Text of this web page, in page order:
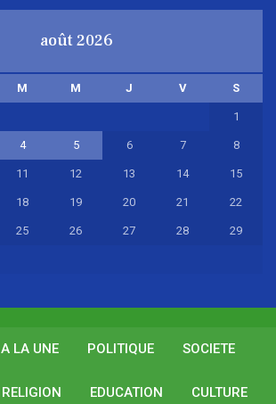
août 2026
M M J V S
1
4 5 6 7 8
11 12 13 14 15
18 19 20 21 22
25 26 27 28 29
A LA UNE POLITIQUE SOCIETE
RELIGION EDUCATION CULTURE